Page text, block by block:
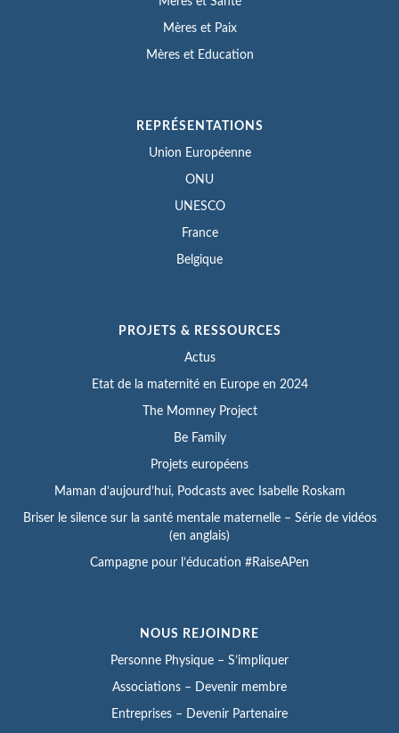
Mères et Paix
Mères et Education
REPRÉSENTATIONS
Union Européenne
ONU
UNESCO
France
Belgique
PROJETS & RESSOURCES
Actus
Etat de la maternité en Europe en 2024
The Momney Project
Be Family
Projets européens
Maman d’aujourd’hui, Podcasts avec Isabelle Roskam
Briser le silence sur la santé mentale maternelle – Série de vidéos
(en anglais)
Campagne pour l’éducation #RaiseAPen
NOUS REJOINDRE
Personne Physique – S’impliquer
Associations – Devenir membre
Entreprises – Devenir Partenaire